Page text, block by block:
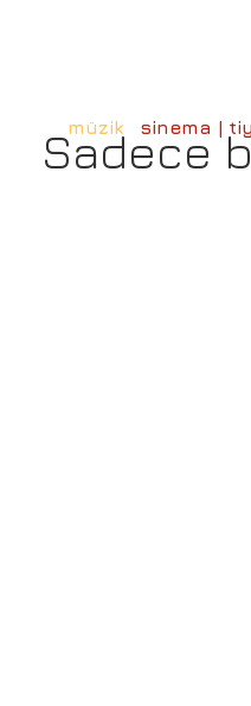
Sadece
müzik sinema |